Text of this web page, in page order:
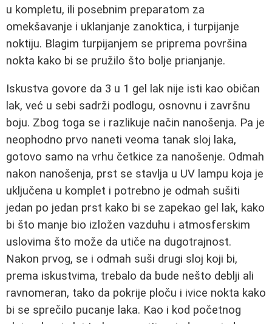
u kompletu, ili posebnim preparatom za
omekšavanje i uklanjanje zanoktica, i turpijanje
noktiju. Blagim turpijanjem se priprema površina
nokta kako bi se pružilo što bolje prianjanje.
Iskustva govore da 3 u 1 gel lak nije isti kao običan
lak, već u sebi sadrži podlogu, osnovnu i završnu
boju. Zbog toga se i razlikuje način nanošenja. Pa je
neophodno prvo naneti veoma tanak sloj laka,
gotovo samo na vrhu četkice za nanošenje. Odmah
nakon nanošenja, prst se stavlja u UV lampu koja je
uključena u komplet i potrebno je odmah sušiti
jedan po jedan prst kako bi se zapekao gel lak, kako
bi što manje bio izložen vazduhu i atmosferskim
uslovima što može da utiče na dugotrajnost.
Nakon prvog, se i odmah suši drugi sloj koji bi,
prema iskustvima, trebalo da bude nešto deblji ali
ravnomeran, tako da pokrije ploču i ivice nokta kako
bi se sprečilo pucanje laka. Kao i kod početnog